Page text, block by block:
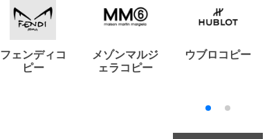
フェンディコ
ピー
メゾンマルジ
ェラコピー
ウブロコピー